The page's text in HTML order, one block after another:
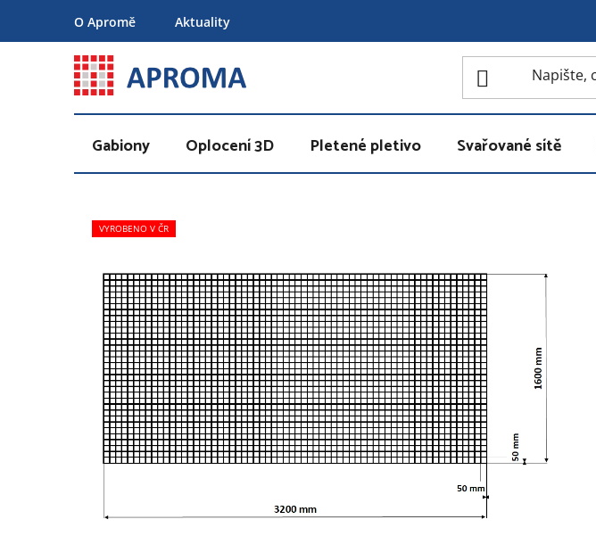
obsah
O Apromě Aktuality
Gabiony Oplocení 3D Pletené pletivo Svařované sítě
VYROBENO V ČR